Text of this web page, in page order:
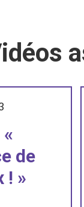
de
! »